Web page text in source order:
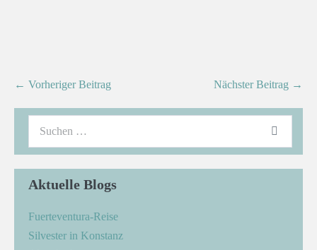
← Vorheriger Beitrag Nächster Beitrag →
Aktuelle Blogs
Fuerteventura-Reise
Silvester in Konstanz